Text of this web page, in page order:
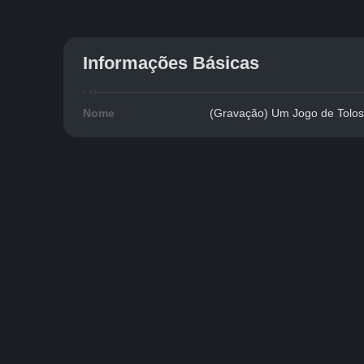
Informações Básicas
Nome (Gravação) Um Jogo de Tolos